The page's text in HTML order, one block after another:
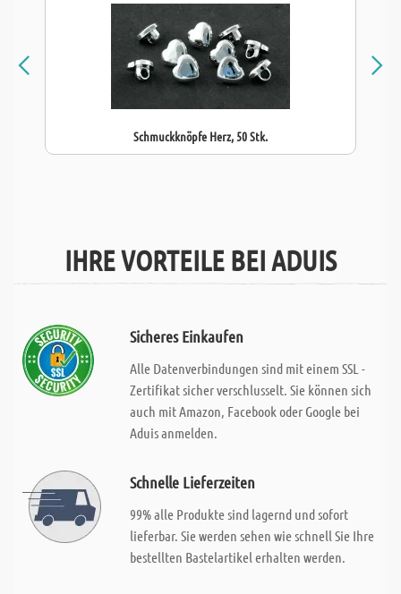
Schmuckknöpfe Herz, 50 Stk.
IHRE VORTEILE BEI ADUIS
Sicheres Einkaufen
Alle Datenverbindungen sind mit einem SSL -
Zertifikat sicher verschlusselt. Sie können sich
auch mit Amazon, Facebook oder Google bei
Aduis anmelden.
Schnelle Lieferzeiten
99% alle Produkte sind lagernd und sofort
lieferbar. Sie werden sehen wie schnell Sie Ihre
bestellten Bastelartikel erhalten werden.